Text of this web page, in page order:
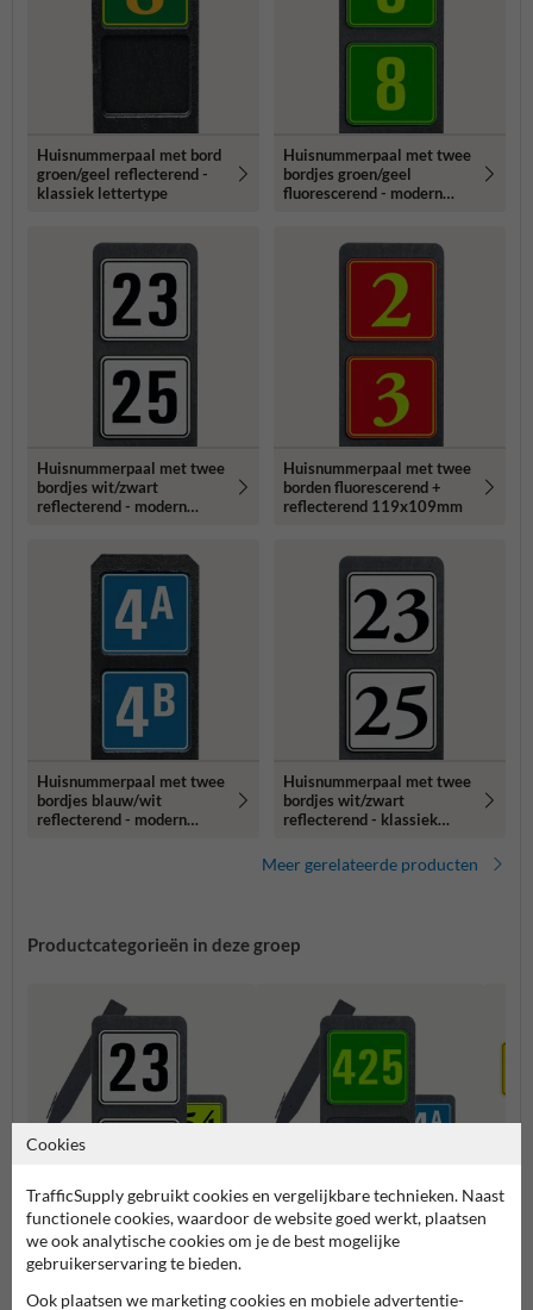
Huisnummerpaal met bord
groen/geel reflecterend -
klassiek lettertype
Huisnummerpaal met twee
bordjes groen/geel
fluorescerend - modern
Huisnummerpaal met twee
bordjes wit/zwart
reflecterend - modern
Huisnummerpaal met twee
borden fluorescerend +
reflecterend 119x109mm
Huisnummerpaal met twee
bordjes blauw/wit
reflecterend - modern
Huisnummerpaal met twee
bordjes wit/zwart
reflecterend - klassiek
Meer gerelateerde producten
Productcategorieën in deze groep
Huisnummerpaal met twee
nummers
Huisnummerpaal met één
nummer
Cookies
TrafficSupply gebruikt cookies en vergelijkbare technieken. Naast
functionele cookies, waardoor de website goed werkt, plaatsen
we ook analytische cookies om je de best mogelijke
gebruikerservaring te bieden.
Ook plaatsen we marketing cookies en mobiele advertentie-